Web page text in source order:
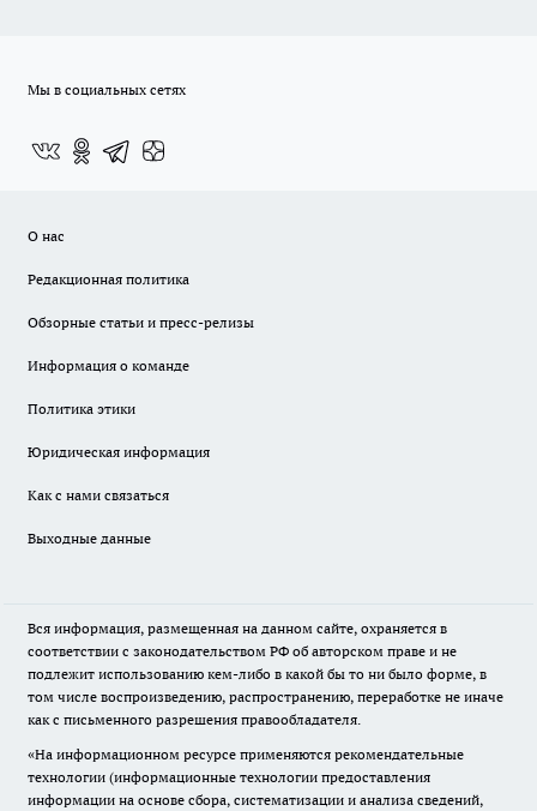
Мы в социальных сетях
О нас
Редакционная политика
Обзорные статьи и пресс-релизы
Информация о команде
Политика этики
Юридическая информация
Как с нами связаться
Выходные данные
Вся информация, размещенная на данном сайте, охраняется в
соответствии с законодательством РФ об авторском праве и не
подлежит использованию кем-либо в какой бы то ни было форме, в
том числе воспроизведению, распространению, переработке не иначе
как с письменного разрешения правообладателя.
«На информационном ресурсе применяются рекомендательные
технологии (информационные технологии предоставления
информации на основе сбора, систематизации и анализа сведений,